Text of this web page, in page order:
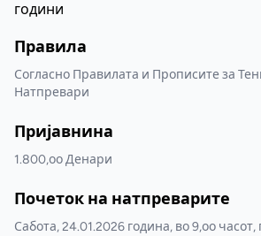
години
Правила
Согласно Правилата и Прописите за
Натпревари
Пријавнина
1.800,оо Денари
Почеток на натпреварите
Сабота, 24.01.2026 година, во 9,оо